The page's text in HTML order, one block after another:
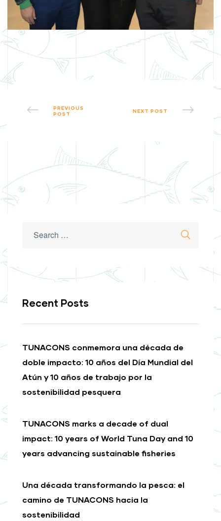
PREVIOUS
POST
NEXT POST
Search
Recent Posts
TUNACONS conmemora una década de
doble impacto: 10 años del Día Mundial del
Atún y 10 años de trabajo por la
sostenibilidad pesquera
TUNACONS marks a decade of dual
impact: 10 years of World Tuna Day and 10
years advancing sustainable fisheries
Una década transformando la pesca: el
camino de TUNACONS hacia la
sostenibilidad